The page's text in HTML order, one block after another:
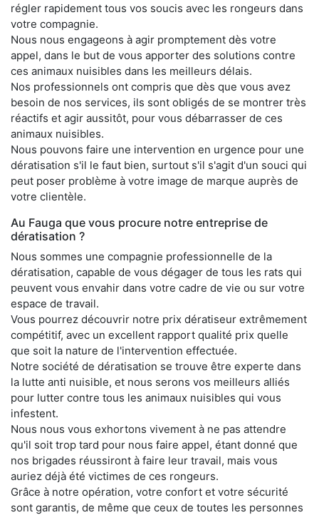
régler rapidement tous vos soucis avec les rongeurs dans
votre compagnie.
Nous nous engageons à agir promptement dès votre
appel, dans le but de vous apporter des solutions contre
ces animaux nuisibles dans les meilleurs délais.
Nos professionnels ont compris que dès que vous avez
besoin de nos services, ils sont obligés de se montrer très
réactifs et agir aussitôt, pour vous débarrasser de ces
animaux nuisibles.
Nous pouvons faire une intervention en urgence pour une
dératisation s'il le faut bien, surtout s'il s'agit d'un souci qui
peut poser problème à votre image de marque auprès de
votre clientèle.
Au Fauga que vous procure notre entreprise de
dératisation ?
Nous sommes une compagnie professionnelle de la
dératisation, capable de vous dégager de tous les rats qui
peuvent vous envahir dans votre cadre de vie ou sur votre
espace de travail.
Vous pourrez découvrir notre prix dératiseur extrêmement
compétitif, avec un excellent rapport qualité prix quelle
que soit la nature de l'intervention effectuée.
Notre société de dératisation se trouve être experte dans
la lutte anti nuisible, et nous serons vos meilleurs alliés
pour lutter contre tous les animaux nuisibles qui vous
infestent.
Nous nous vous exhortons vivement à ne pas attendre
qu'il soit trop tard pour nous faire appel, étant donné que
nos brigades réussiront à faire leur travail, mais vous
auriez déjà été victimes de ces rongeurs.
Grâce à notre opération, votre confort et votre sécurité
sont garantis, de même que ceux de toutes les personnes